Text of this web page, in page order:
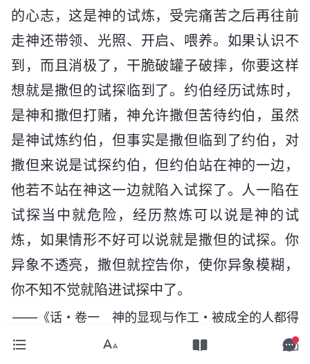
的心志，这是神的试炼，受完痛苦之后再往前
走神还带领、光照、开启、喂养。如果认识不
到，而且消极了，干脆破罐子破摔，你要这样
想就是撒但的试探临到了。约伯经历试炼时，
是神和撒但打赌，神允许撒但苦待约伯，虽然
是神试炼约伯，但事实是撒但临到了约伯，对
撒但来说是试探约伯，但约伯站在神的一边，
他若不站在神这一边就陷入试探了。人一陷在
试探当中就危险，经历熬炼可以说是神的试
炼，如果情形不好可以说就是撒但的试探。你
异象不透亮，撒但就控告你，使你异象模糊，
你不知不觉就陷进试探中了。
——《话・卷一 神的显现与作工・被成全的人都得
经受熬炼》